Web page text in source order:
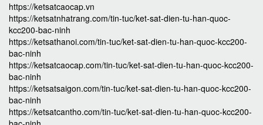
https://ketsatcaocap.vn
https://ketsatnhatrang.com/tin-tuc/ket-sat-dien-tu-han-quoc-
kcc200-bac-ninh
https://ketsathanoi.com/tin-tuc/ket-sat-dien-tu-han-quoc-kcc200-
bac-ninh
https://ketsatcaocap.com/tin-tuc/ket-sat-dien-tu-han-quoc-kcc200-
bac-ninh
https://ketsatsaigon.com/tin-tuc/ket-sat-dien-tu-han-quoc-kcc200-
bac-ninh
https://ketsatcantho.com/tin-tuc/ket-sat-dien-tu-han-quoc-kcc200-